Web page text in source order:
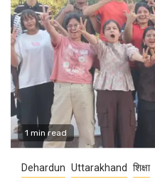
1 min read
Dehardun Uttarakhand शिक्षा